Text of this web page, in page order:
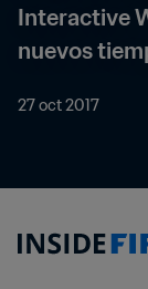
Interactive
nuevos
27 oct 2017